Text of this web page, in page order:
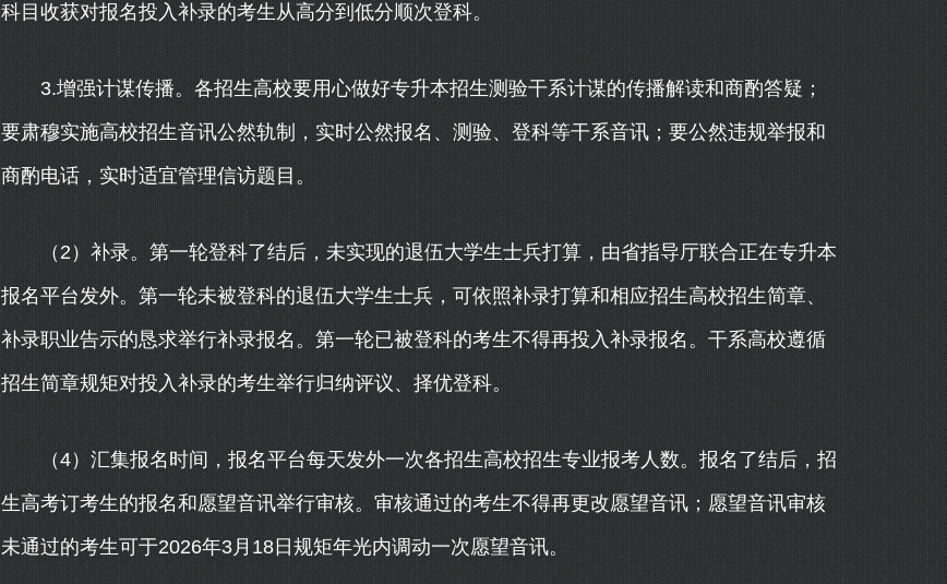
科目收获对报名投入补录的考生从高分到低分顺次登科。
3.增强计谋传播。各招生高校要用心做好专升本招生测验干系计谋的传播解读和商酌答疑；
要肃穆实施高校招生音讯公然轨制，实时公然报名、测验、登科等干系音讯；要公然违规举报和
商酌电话，实时适宜管理信访题目。
（2）补录。第一轮登科了结后，未实现的退伍大学生士兵打算，由省指导厅联合正在专升本
报名平台发外。第一轮未被登科的退伍大学生士兵，可依照补录打算和相应招生高校招生简章、
补录职业告示的恳求举行补录报名。第一轮已被登科的考生不得再投入补录报名。干系高校遵循
招生简章规矩对投入补录的考生举行归纳评议、择优登科。
（4）汇集报名时间，报名平台每天发外一次各招生高校招生专业报考人数。报名了结后，招
生高考订考生的报名和愿望音讯举行审核。审核通过的考生不得再更改愿望音讯；愿望音讯审核
未通过的考生可于2026年3月18日规矩年光内调动一次愿望音讯。